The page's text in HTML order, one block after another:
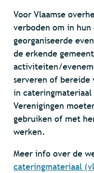
Voor Vlaamse
verboden om in
georganiseerde
de erkende
activiteiten/
serveren of bereide
in
Verenigingen
gebruiken of met
werken.
Meer info over de
cateringmateriaal